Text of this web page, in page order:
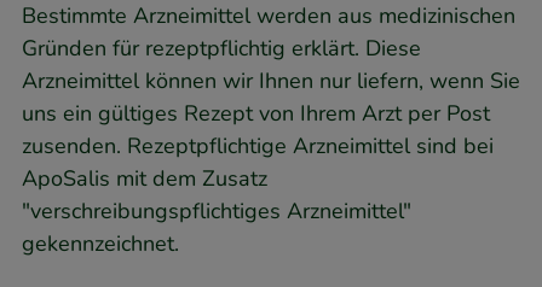
Bestimmte Arzneimittel werden aus medizinischen
Gründen für rezeptpflichtig erklärt. Diese
Arzneimittel können wir Ihnen nur liefern, wenn Sie
uns ein gültiges Rezept von Ihrem Arzt per Post
zusenden. Rezeptpflichtige Arzneimittel sind bei
ApoSalis mit dem Zusatz
"verschreibungspflichtiges Arzneimittel"
gekennzeichnet.